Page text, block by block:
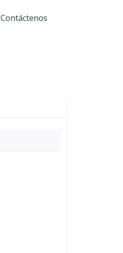
Contáctenos